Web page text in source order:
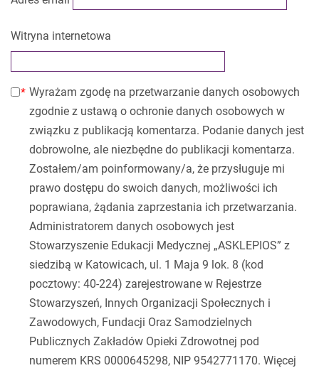
Witryna internetowa
Wyrażam zgodę na przetwarzanie danych osobowych
zgodnie z ustawą o ochronie danych osobowych w
związku z publikacją komentarza. Podanie danych jest
dobrowolne, ale niezbędne do publikacji komentarza.
Zostałem/am poinformowany/a, że przysługuje mi
prawo dostępu do swoich danych, możliwości ich
poprawiana, żądania zaprzestania ich przetwarzania.
Administratorem danych osobowych jest
Stowarzyszenie Edukacji Medycznej „ASKLEPIOS” z
siedzibą w Katowicach, ul. 1 Maja 9 lok. 8 (kod
pocztowy: 40-224) zarejestrowane w Rejestrze
Stowarzyszeń, Innych Organizacji Społecznych i
Zawodowych, Fundacji Oraz Samodzielnych
Publicznych Zakładów Opieki Zdrowotnej pod
numerem KRS 0000645298, NIP 9542771170. Więcej